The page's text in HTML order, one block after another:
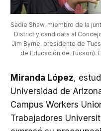
Sadie Shaw, miembro de la
District y candidata al
Jim Byrne, presidente de
de Educación de Tucson).
Miranda López,
Universidad de
Campus Workers
Trabajadores